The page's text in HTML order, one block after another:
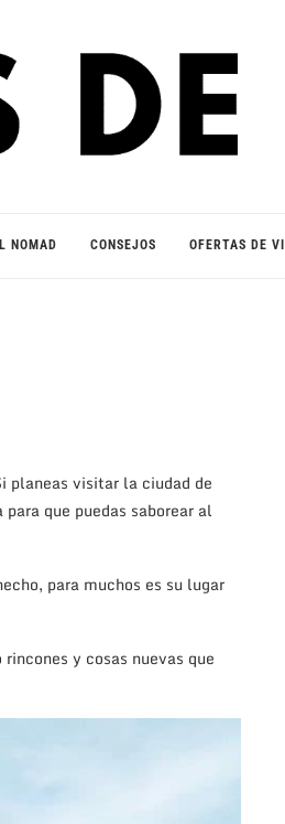
NOMAD CONSEJOS OFERTAS DE
planeas visitar la ciudad de
que puedas saborear al
para muchos es su lugar
y cosas nuevas que